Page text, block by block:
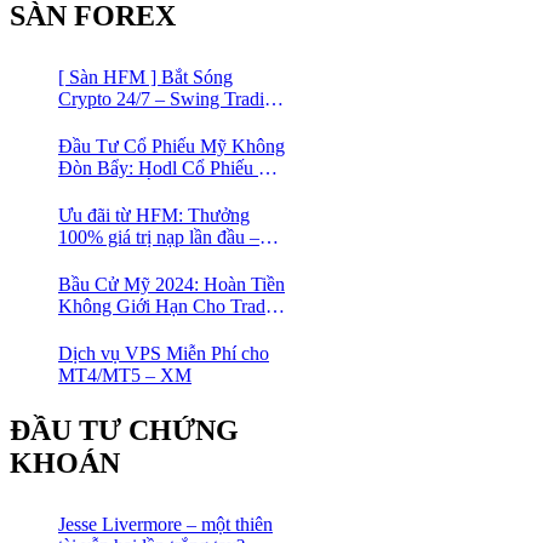
SÀN FOREX
[ Sàn HFM ] Bắt Sóng
Crypto 24/7 – Swing Trading
1:1000
Đầu Tư Cổ Phiếu Mỹ Không
Đòn Bẩy: Hodl Cổ Phiếu Mỹ
Nhuận Đều Đều | cổ phiếu
CFD
Ưu đãi từ HFM: Thưởng
100% giá trị nạp lần đầu –
Thị Trường Ngay!
Bầu Cử Mỹ 2024: Hoàn Tiền
Không Giới Hạn Cho Trader
Dịch vụ VPS Miễn Phí cho
MT4/MT5 – XM
ĐẦU TƯ CHỨNG
KHOÁN
Jesse Livermore – một thiên